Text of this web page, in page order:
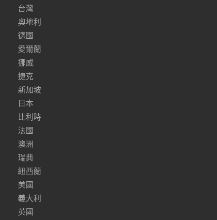
台灣
奧地利
德國
愛爾蘭
挪威
捷克
新加坡
日本
比利時
法國
澳洲
瑞典
紐西蘭
美國
義大利
英國